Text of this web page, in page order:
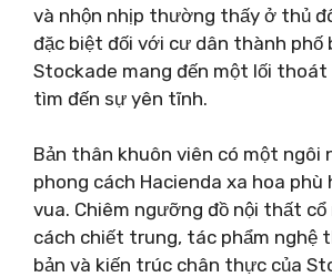
và nhộn nhịp thường thấy ở thủ
đặc biệt đối với cư dân thành phố
Stockade mang đến một lối
tìm đến sự yên tĩnh.
Bản thân khuôn viên có một ngôi
phong cách Hacienda xa hoa phù
vua. Chiêm ngưỡng đồ nội thất cổ
cách chiết trung, tác phẩm nghệ
bản và kiến ​​trúc chân thực của